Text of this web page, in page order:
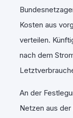
Kosten aus
verteilen.
nach dem
An der
Netzen aus